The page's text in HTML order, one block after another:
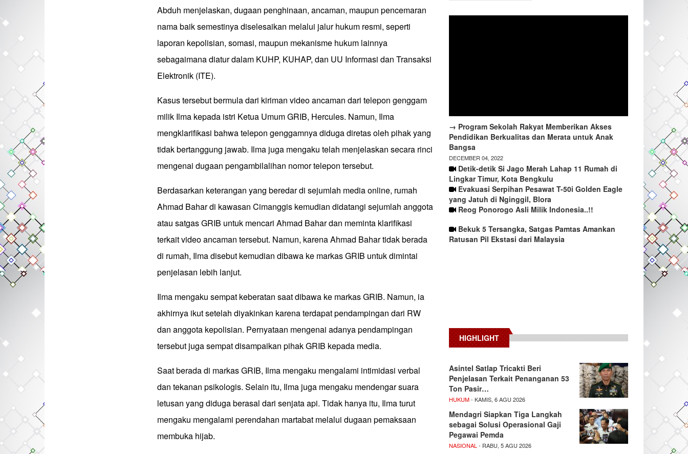
Abduh menjelaskan, dugaan penghinaan, ancaman, maupun pencemaran
nama baik semestinya diselesaikan melalui jalur hukum resmi, seperti
laporan kepolisian, somasi, maupun mekanisme hukum lainnya
sebagaimana diatur dalam KUHP, KUHAP, dan UU Informasi dan Transaksi
Elektronik (ITE).
Kasus tersebut bermula dari kiriman video ancaman dari telepon genggam
milik Ilma kepada istri Ketua Umum GRIB, Hercules. Namun, Ilma
mengklarifikasi bahwa telepon genggamnya diduga diretas oleh pihak yang
tidak bertanggung jawab. Ilma juga mengaku telah menjelaskan secara rinci
mengenai dugaan pengambilalihan nomor telepon tersebut.
Berdasarkan keterangan yang beredar di sejumlah media online, rumah
Ahmad Bahar di kawasan Cimanggis kemudian didatangi sejumlah anggota
atau satgas GRIB untuk mencari Ahmad Bahar dan meminta klarifikasi
terkait video ancaman tersebut. Namun, karena Ahmad Bahar tidak berada
di rumah, Ilma disebut kemudian dibawa ke markas GRIB untuk dimintai
penjelasan lebih lanjut.
Ilma mengaku sempat keberatan saat dibawa ke markas GRIB. Namun, ia
akhirnya ikut setelah diyakinkan karena terdapat pendampingan dari RW
dan anggota kepolisian. Pernyataan mengenai adanya pendampingan
tersebut juga sempat disampaikan pihak GRIB kepada media.
Saat berada di markas GRIB, Ilma mengaku mengalami intimidasi verbal
dan tekanan psikologis. Selain itu, Ilma juga mengaku mendengar suara
letusan yang diduga berasal dari senjata api. Tidak hanya itu, Ilma turut
mengaku mengalami perendahan martabat melalui dugaan pemaksaan
membuka hijab.
→ Program Sekolah Rakyat Memberikan Akses
Pendidikan Berkualitas dan Merata untuk Anak
Bangsa
DECEMBER 04, 2022
Detik-detik Si Jago Merah Lahap 11 Rumah di
Lingkar Timur, Kota Bengkulu
Evakuasi Serpihan Pesawat T-50i Golden Eagle
yang Jatuh di Nginggil, Blora
Reog Ponorogo Asli Milik Indonesia..!!
Bekuk 5 Tersangka, Satgas Pamtas Amankan
Ratusan Pil Ekstasi dari Malaysia
HIGHLIGHT
Asintel Satlap Tricakti Beri
Penjelasan Terkait Penanganan 53
Ton Pasir…
HUKUM- KAMIS, 6 AGU 2026
Mendagri Siapkan Tiga Langkah
sebagai Solusi Operasional Gaji
Pegawai Pemda
NASIONAL - RABU, 5 AGU 2026